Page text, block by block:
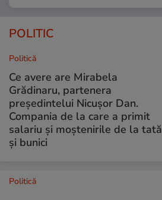
POLITIC
Politică
Ce avere are Mirabela
Grădinaru, partenera
președintelui Nicușor Dan.
Compania de la care a primit
salariu și moștenirile de la tată
și bunici
Politică